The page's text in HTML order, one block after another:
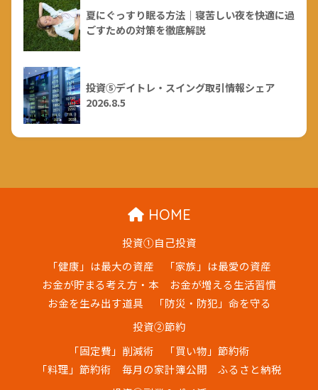
夏にぐっすり眠る方法｜寝苦しい夜を快適に過
ごすための対策を徹底解説
投資⑤デイトレ・スイング取引情報シェア
2026.8.5
HOME
投資①自己投資
「健康」は最大の資産
「家族」は最愛の資産
お金が貯まる考え方・本
お金が増える生活習慣
お金を生み出す道具
「防災・防犯」命を守る
投資②節約
「固定費」削減術
「買い物」節約術
「料理」節約術
毎月の家計簿公開
ふるさと納税